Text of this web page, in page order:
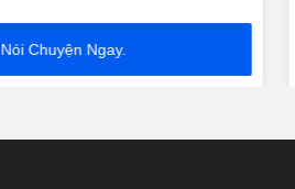
Nói Chuyện Ngay.